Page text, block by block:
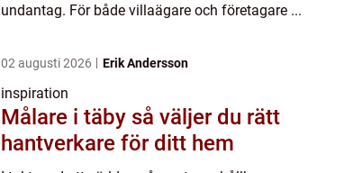
undantag. För både villaägare och företagare ...
02 augusti 2026 Erik Andersson
inspiration
Målare i täby så väljer du rätt
hantverkare för ditt hem